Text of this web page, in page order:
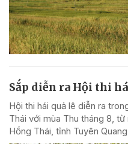
Sắp diễn ra Hội thi
Hội thi hái quả lê diễn ra
Thái với mùa Thu tháng 8,
Hồng Thái, tỉnh Tuyên